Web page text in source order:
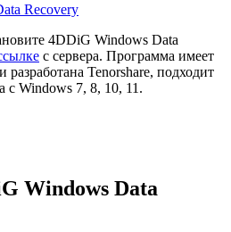
Recovery
4DDiG Windows Data
с сервера. Программа имеет
Tenorshare, подходит
с Windows 7, 8, 10, 11.
Windows Data